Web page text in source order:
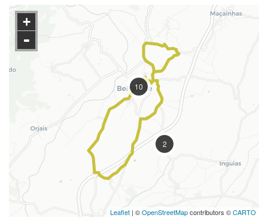
2
10
+
-
Leaflet | ©OpenStreetMapcontributors ©CARTO